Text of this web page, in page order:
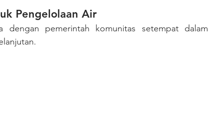
Pengelolaan Air